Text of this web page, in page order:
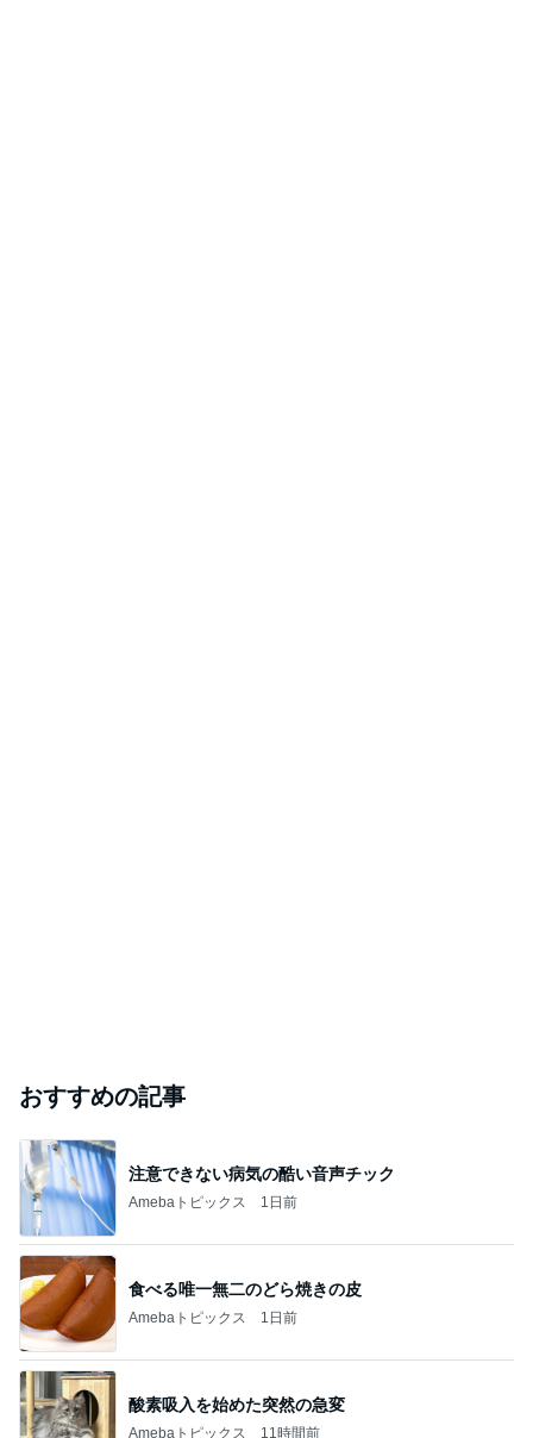
おすすめの記事
注意できない病気の酷い音声チック
Amebaトピックス 1日前
食べる唯一無二のどら焼きの皮
Amebaトピックス 1日前
酸素吸入を始めた突然の急変
Amebaトピックス 11時間前